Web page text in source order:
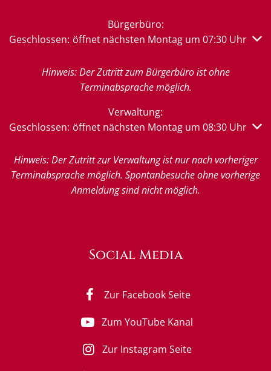
Bürgerbüro:
Klicken, um weitere Öffnungs- oder Schließzeiten
Geschlossen: öffnet nächsten Montag um 07:30 Uhr
Hinweis: Der Zutritt zum Bürgerbüro ist ohne
Terminabsprache möglich.
Verwaltung:
Klicken, um weitere Öffnungs- oder Schließzeiten
Geschlossen: öffnet nächsten Montag um 08:30 Uhr
Hinweis: Der Zutritt zur Verwaltung ist nur nach vorheriger
Terminabsprache möglich. Spontanbesuche ohne vorherige
Anmeldung sind nicht möglich.
Social Media
Zur Facebook Seite
Zum YouTube Kanal
Zur Instagram Seite